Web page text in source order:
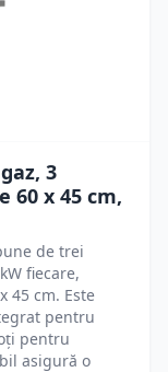
3
60 x 45 cm,
de trei
fiecare,
45 cm. Este
pentru
pentru
asigură o